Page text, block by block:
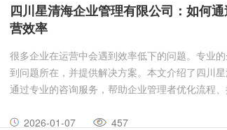
四川星清海企业管理有限公司：如何
营效率
很多企业在运营中会遇到效率低下的问题。专业
到问题所在，并提供解决方案。本文介绍了四川
通过专业的咨询服务，帮助企业管理者优化流程
2026-01-07
457